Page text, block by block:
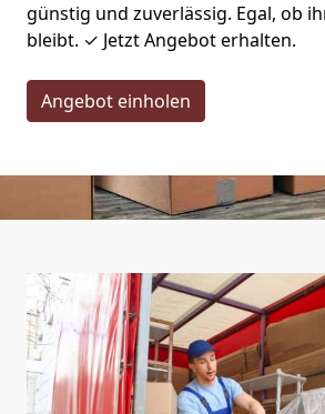
günstig und zuverlässig. Egal, ob
bleibt. ✓ Jetzt Angebot erhalten.
Angebot einholen